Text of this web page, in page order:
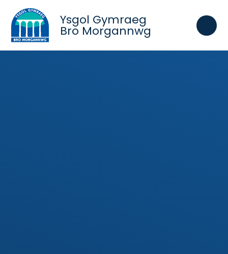
Skip to content ↓
Ysgol Gymraeg
Bro Morgannwg